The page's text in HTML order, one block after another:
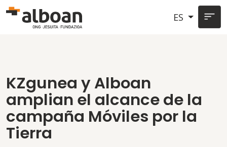
Pasar al contenido principal
ES
KZgunea y Alboan
amplian el alcance de la
campaña Móviles por la
Tierra